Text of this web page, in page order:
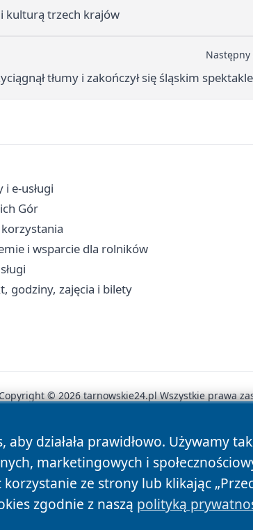
kulturą trzech krajów
Następny
tłumy i zakończył się śląskim
e-usługi
Gór
i wsparcie dla rolników
godziny, zajęcia i bilety
działała prawidłowo. Używamy
marketingowych i
ze strony lub klikając
zgodnie z naszą polityką
© 2026 tarnowskie24.pl Wszystkie prawa
Autorzy Polityka Prywatności